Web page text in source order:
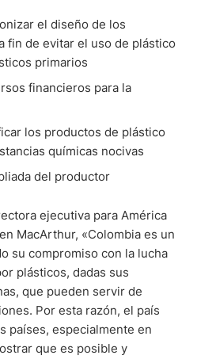
el diseño de los
fin de evitar el uso de plástico
primarios
financieros para la
los productos de plástico
químicas nocivas
del productor
ejecutiva para América
MacArthur, «Colombia es un
su compromiso con la lucha
plásticos, dadas sus
que pueden servir de
Por esta razón, el país
países, especialmente en
que es posible y